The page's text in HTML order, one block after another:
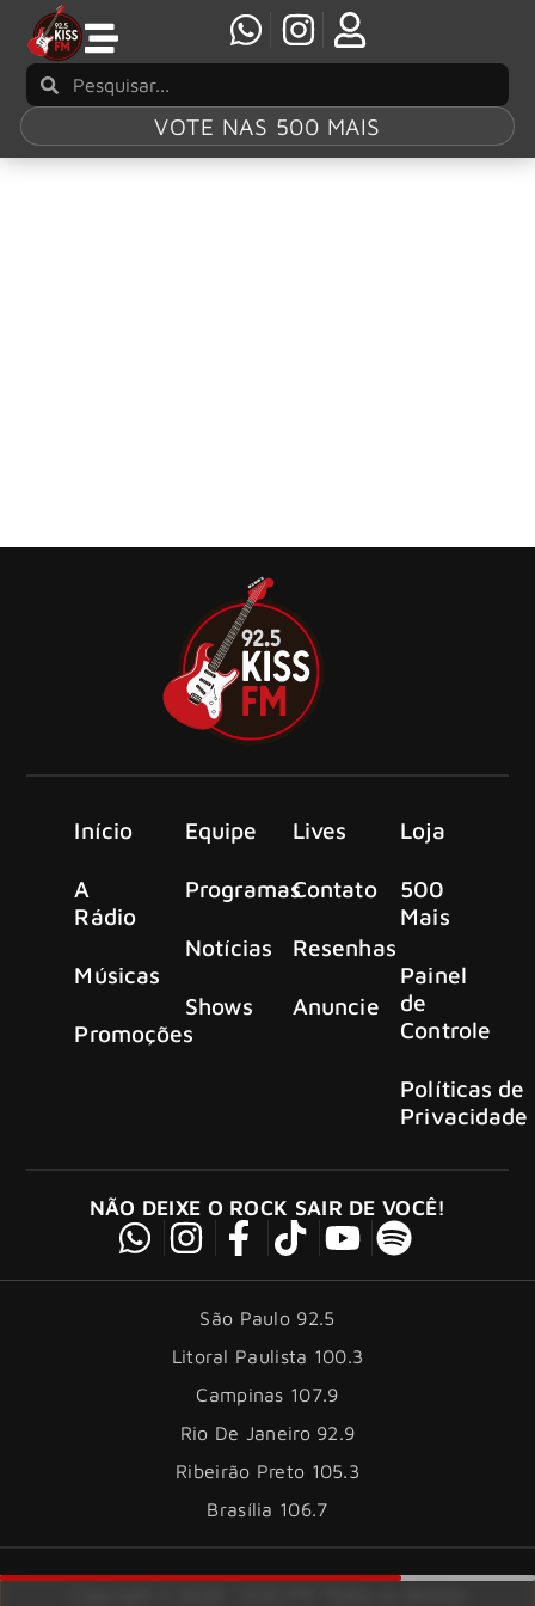
VOTE NAS 500 MAIS
Início
A
Rádio
Músicas
Promoções
Equipe
Programas
Notícias
Shows
Lives
Contato
Resenhas
Anuncie
Loja
500
Mais
Painel
de
Controle
Políticas de
Privacidade
NÃO DEIXE O ROCK SAIR DE VOCÊ!
São Paulo 92.5
Litoral Paulista 100.3
Campinas 107.9
Rio De Janeiro 92.9
Ribeirão Preto 105.3
Brasília 106.7